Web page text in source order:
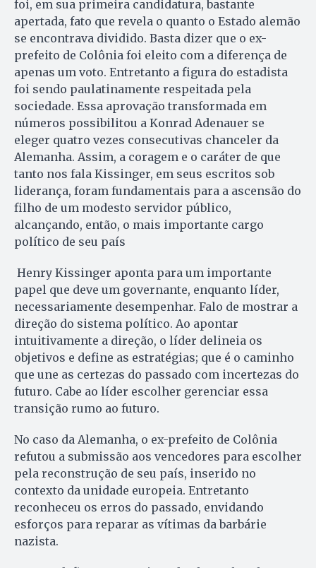
foi, em sua primeira candidatura, bastante
apertada, fato que revela o quanto o Estado alemão
se encontrava dividido. Basta dizer que o ex-
prefeito de Colônia foi eleito com a diferença de
apenas um voto. Entretanto a figura do estadista
foi sendo paulatinamente respeitada pela
sociedade. Essa aprovação transformada em
números possibilitou a Konrad Adenauer se
eleger quatro vezes consecutivas chanceler da
Alemanha. Assim, a coragem e o caráter de que
tanto nos fala Kissinger, em seus escritos sob
liderança, foram fundamentais para a ascensão do
filho de um modesto servidor público,
alcançando, então, o mais importante cargo
político de seu país
Henry Kissinger aponta para um importante
papel que deve um governante, enquanto líder,
necessariamente desempenhar. Falo de mostrar a
direção do sistema político. Ao apontar
intuitivamente a direção, o líder delineia os
objetivos e define as estratégias; que é o caminho
que une as certezas do passado com incertezas do
futuro. Cabe ao líder escolher gerenciar essa
transição rumo ao futuro.
No caso da Alemanha, o ex-prefeito de Colônia
refutou a submissão aos vencedores para escolher
pela reconstrução de seu país, inserido no
contexto da unidade europeia. Entretanto
reconheceu os erros do passado, envidando
esforços para reparar as vítimas da barbárie
nazista.